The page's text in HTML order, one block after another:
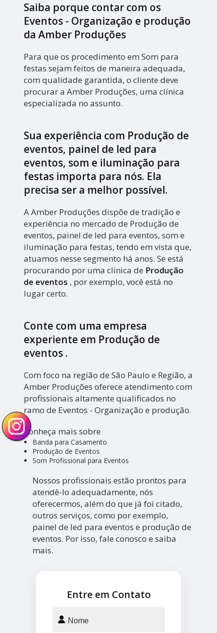
Saiba porque contar com os
Eventos - Organização e produção
da Amber Produções
Para que os procedimento em Som para
festas sejam feitos de maneira adequada,
com qualidade garantida, o cliente deve
procurar a Amber Produções, uma clínica
especializada no assunto.
Sua experiência com Produção de
eventos, painel de led para
eventos, som e iluminação para
festas importa para nós. Ela
precisa ser a melhor possível.
A Amber Produções dispõe de tradição e
experiência no mercado de Produção de
eventos, painel de led para eventos, som e
iluminação para festas, tendo em vista que,
atuamos nesse segmento há anos. Se está
procurando por uma clínica de Produção
de eventos , por exemplo, você está no
lugar certo.
Conte com uma empresa
experiente em Produção de
eventos .
Com foco na região de São Paulo e Região, a
Amber Produções oferece atendimento com
profissionais altamente qualificados no
ramo de Eventos - Organização e produção.
Conheça mais sobre
Banda para Casamento
Produção de Eventos
Som Profissional para Eventos
Nossos profissionais estão prontos para
atendê-lo adequadamente, nós
oferecermos, além do que já foi citado,
outros serviços, como por exemplo,
painel de led para eventos e produção de
eventos. Por isso, fale conosco e saiba
mais.
Entre em Contato